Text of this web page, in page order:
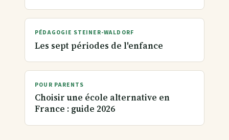
PÉDAGOGIE STEINER-WALDORF
Les sept périodes de l'enfance
POUR PARENTS
Choisir une école alternative en
France : guide 2026